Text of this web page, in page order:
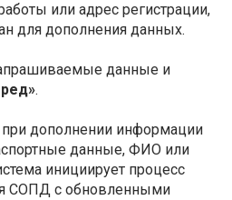
или адрес регистрации,
для дополнения данных.
данные и
.
при дополнении информации
данные, ФИО или
инициирует процесс
СОПД с обновленными